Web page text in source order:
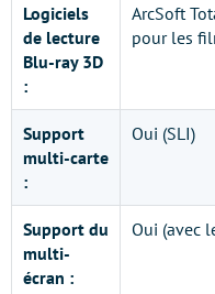
Logiciels
de lecture
Blu-ray 3D
:
ArcSoft
pour les
Support
multi-carte
:
Oui (SLI)
Support du
multi-
écran :
Oui (avec